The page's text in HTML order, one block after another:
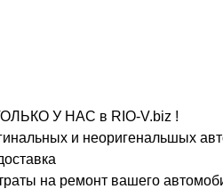
У НАС в RIO-V.biz !
и неоригенальшых
на ремонт вашего